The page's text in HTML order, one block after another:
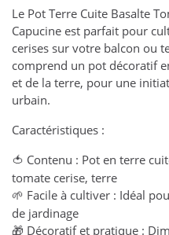
Le Pot Terre Cuite Basalte
Capucine est parfait pour
cerises sur votre balcon ou
comprend un pot décoratif
et de la terre, pour une
urbain.
Caractéristiques :
🍅 Contenu : Pot en terre
tomate cerise, terre
🌱 Facile à cultiver : Idéal
de jardinage
🎁 Décoratif et pratique :